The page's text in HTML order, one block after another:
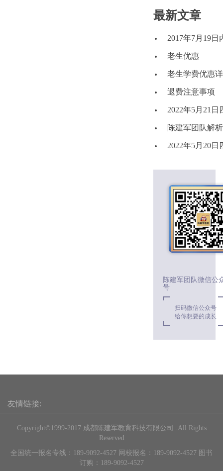
最新文章
2017年7月19
老生优惠
老生学费优惠
退费注意事项
2022年5月21
陈建军团队解
2022年5月20
陈建军团队微信公
号
扫码微信公众号
给你想要的成长
友情链接:
Copyright©1999-2017 成都陈建军教育科技有限公司 .All Rights
Reserved
全国统一报名专线：189-9092-4527 网校报名：189-9092-4527 图书
订购：189-9092-4527